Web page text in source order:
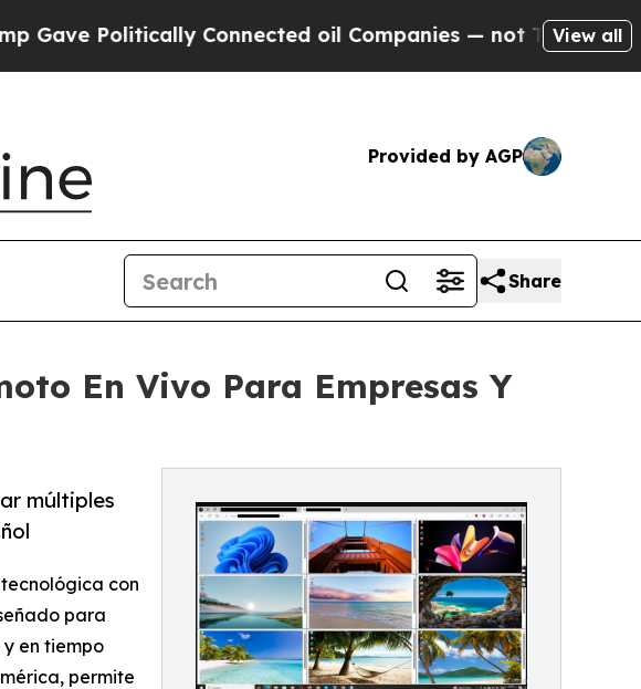
Connected oil Companies — not Taxpayers — the
View all
Provided by AGP
Share
En Vivo Para Empresas Y
múltiples
con
para
en tiempo
permite